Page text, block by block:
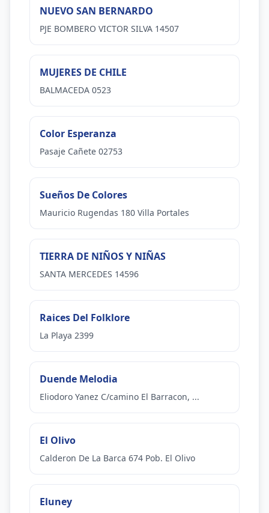
NUEVO SAN BERNARDO
PJE BOMBERO VICTOR SILVA 14507
MUJERES DE CHILE
BALMACEDA 0523
Color Esperanza
Pasaje Cañete 02753
Sueños De Colores
Mauricio Rugendas 180 Villa Portales
TIERRA DE NIÑOS Y NIÑAS
SANTA MERCEDES 14596
Raices Del Folklore
La Playa 2399
Duende Melodia
Eliodoro Yanez C/camino El Barracon, ...
El Olivo
Calderon De La Barca 674 Pob. El Olivo
Eluney